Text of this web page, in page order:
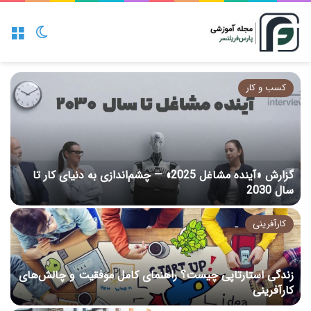
تغییر
کسب و کار
گزارش «آینده مشاغل 2025» — چشم‌اندازی به دنیای کار تا
سال 2030
کارآفرینی
زندگی استارتاپی چیست؟ راهنمای کامل موفقیت و چالش‌های
کارآفرینی